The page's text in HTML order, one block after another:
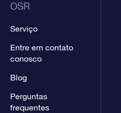
OSR
Serviço
Entre em contato
conosco
Blog
Perguntas
frequentes